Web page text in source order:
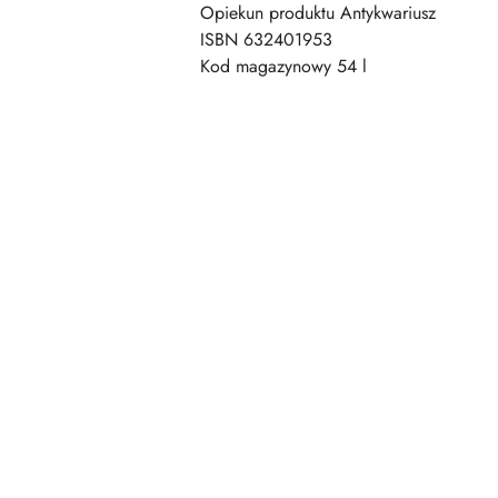
Opiekun produktu Antykwariusz
ISBN 632401953
Kod magazynowy 54 l